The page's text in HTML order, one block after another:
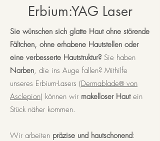
Erbium:YAG Laser
Sie wünschen sich glatte Haut ohne störende
Fältchen, ohne erhabene Hautstellen oder
eine verbesserte Hautstruktur? Sie haben
Narben, die ins Auge fallen? Mithilfe
unseres Erbium-Lasers (Dermablade®von
Asclepion)​ können wir makelloser Haut ein
Stück näher kommen.
Wir arbeiten präzise und hautschonend: